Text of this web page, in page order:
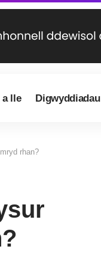
a lle Digwyddiadau
rhan?